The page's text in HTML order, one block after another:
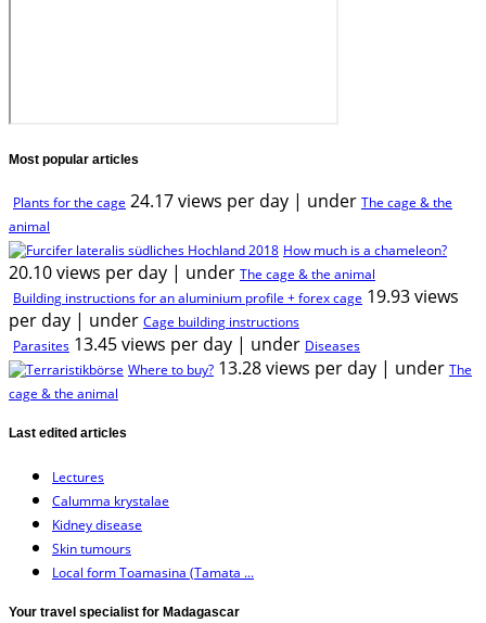
Most popular articles
Plants for the cage 24.17 views per day | under The cage & the
animal
How much is a chameleon?
20.10 views per day | under The cage & the animal
Building instructions for an aluminium profile + forex cage 19.93 views
per day | under Cage building instructions
Parasites 13.45 views per day | under Diseases
Where to buy? 13.28 views per day | under The
cage & the animal
Last edited articles
Lectures
Calumma krystalae
Kidney disease
Skin tumours
Local form Toamasina (Tamata ...
Your travel specialist for Madagascar